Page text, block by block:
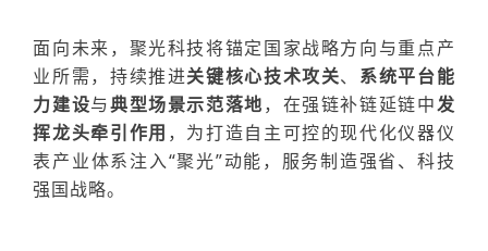
面向未来， 聚光科技将锚定国家战略方向与重点产
业所需，持续推进关键核心技术攻关、 系统平台能
力建设与典型场景示范落地，在强链补链延链中发
挥龙头牵引作用 ，为打造自主可控的现代化仪器仪
表产业体系注入“聚光”动能，服务制造强省、科技
强国战略。